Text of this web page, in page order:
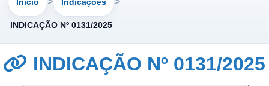
INDICAÇÃO Nº 0131/2025
INDICAÇÃO Nº 0131/2025